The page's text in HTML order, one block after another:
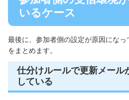
いるケース
最後に、参加者側の設定が原因になっ
をまとめます。
仕分けルールで更新メール
している